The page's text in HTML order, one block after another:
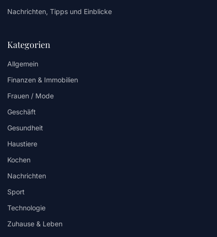
Nachrichten, Tipps und Einblicke
Kategorien
Allgemein
Finanzen & Immobilien
Frauen / Mode
Geschäft
Gesundheit
Haustiere
Kochen
Nachrichten
Sport
Technologie
Zuhause & Leben